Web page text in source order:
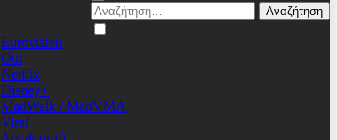
Eurovision
Out
Netflix
Disney+
MadWalk / MadVMA
Viral
Αναζήτηση
για: